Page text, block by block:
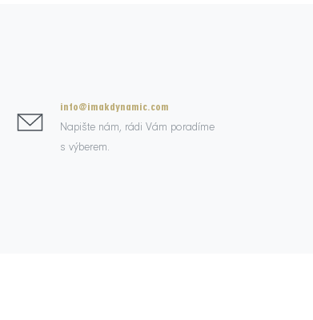
info@imakdynamic.com
Napište nám, rádi Vám poradíme
s výberem.